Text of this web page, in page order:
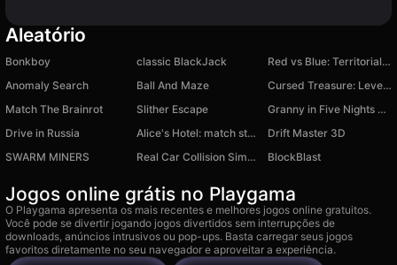
Aleatório
Bonkboy classic BlackJack
Red vs Blue: Territorial Capture
Anomaly Search
Ball And Maze
Cursed Treasure: Level Pack
Match The Brainrot
Slither Escape
Granny in Five Nights Redemption
Drive in Russia
Alice's Hotel: match story
Drift Master 3D
SWARM MINERS
Real Car Collision Simulator BlockBlast
Jogos online grátis no Playgama
O Playgama apresenta os mais recentes e melhores jogos online gratuitos.
Você pode se divertir jogando jogos divertidos sem interrupções de
downloads, anúncios intrusivos ou pop-ups. Basta carregar seus jogos
favoritos diretamente no seu navegador e aproveitar a experiência.